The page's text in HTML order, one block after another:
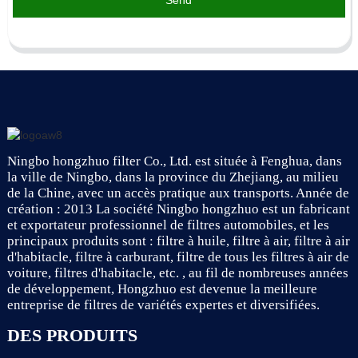
Ningbo hongzhuo filter Co., Ltd. est située à Fenghua, dans
la ville de Ningbo, dans la province du Zhejiang, au milieu
de la Chine, avec un accès pratique aux transports. Année de
création : 2013 La société Ningbo hongzhuo est un fabricant
et exportateur professionnel de filtres automobiles, et les
principaux produits sont : filtre à huile, filtre à air, filtre à air
d'habitacle, filtre à carburant, filtre de tous les filtres à air de
voiture, filtres d'habitacle, etc. , au fil de nombreuses années
de développement, Hongzhuo est devenue la meilleure
entreprise de filtres de variétés expertes et diversifiées.
DES PRODUITS